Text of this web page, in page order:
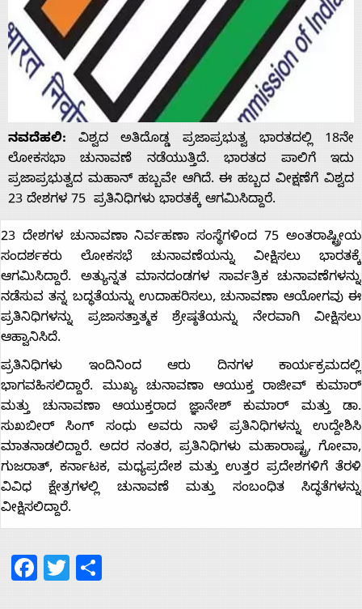
Home
About
Us
Advertise
With
ನವದೆಹಲಿ:ವಿಶ್ವದ ಅತಿದೊಡ್ಡ ಪ್ರಜಾಪ್ರಭುತ್ವ ಭಾರತದಲ್ಲಿ 18ನೇ
ಲೋಕಸಭಾ ಚುನಾವಣೆ ನಡೆಯುತ್ತಿದೆ. ಭಾರತದ ಪಾಲಿಗೆ ಇದು
ಪ್ರಜಾಪ್ರಭುತ್ವದ ಮಹಾನ್‌ ಹಬ್ಬವೇ ಆಗಿದೆ. ಈ ಹಬ್ಬದ ವೀಕ್ಷಣೆಗೆ ವಿಶ್ವದ
23 ದೇಶಗಳ 75 ಪ್ರತಿನಿಧಿಗಳು ಭಾರತಕ್ಕೆ ಆಗಮಿಸಿದ್ದಾರೆ.
23 ದೇಶಗಳ ಚುನಾವಣಾ ನಿರ್ವಹಣಾ ಸಂಸ್ಥೆಗಳಿಂದ 75 ಅಂತರಾಷ್ಟ್ರೀಯ
ಸಂದರ್ಶಕರು ಲೋಕಸಭೆ ಚುನಾವಣೆಯನ್ನು ವೀಕ್ಷಿಸಲು ಭಾರತಕ್ಕೆ
ಆಗಮಿಸಿದ್ದಾರೆ. ಅತ್ಯುನ್ನತ ಮಾನದಂಡಗಳ ಸಾರ್ವತ್ರಿಕ ಚುನಾವಣೆಗಳನ್ನು
ನಡೆಸುವ ತನ್ನ ಬದ್ಧತೆಯನ್ನು ಉದಾಹರಿಸಲು, ಚುನಾವಣಾ ಆಯೋಗವು ಈ
ಪ್ರತಿನಿಧಿಗಳನ್ನು ಪ್ರಜಾಸತ್ತಾತ್ಮಕ ಶ್ರೇಷ್ಠತೆಯನ್ನು ನೇರವಾಗಿ ವೀಕ್ಷಿಸಲು
ಆಹ್ವಾನಿಸಿದೆ.
ಪ್ರತಿನಿಧಿಗಳು ಇಂದಿನಿಂದ ಆರು ದಿನಗಳ ಕಾರ್ಯಕ್ರಮದಲ್ಲಿ
ಭಾಗವಹಿಸಲಿದ್ದಾರೆ. ಮುಖ್ಯ ಚುನಾವಣಾ ಆಯುಕ್ತ ರಾಜೀವ್ ಕುಮಾರ್
ಮತ್ತು ಚುನಾವಣಾ ಆಯುಕ್ತರಾದ ಜ್ಞಾನೇಶ್ ಕುಮಾರ್ ಮತ್ತು ಡಾ.
ಸುಖಬೀರ್ ಸಿಂಗ್ ಸಂಧು ಅವರು ನಾಳೆ ಪ್ರತಿನಿಧಿಗಳನ್ನು ಉದ್ದೇಶಿಸಿ
ಮಾತನಾಡಲಿದ್ದಾರೆ. ಅದರ ನಂತರ, ಪ್ರತಿನಿಧಿಗಳು ಮಹಾರಾಷ್ಟ್ರ, ಗೋವಾ,
ಗುಜರಾತ್, ಕರ್ನಾಟಕ, ಮಧ್ಯಪ್ರದೇಶ ಮತ್ತು ಉತ್ತರ ಪ್ರದೇಶಗಳಿಗೆ ತೆರಳಿ
ವಿವಿಧ ಕ್ಷೇತ್ರಗಳಲ್ಲಿ ಚುನಾವಣೆ ಮತ್ತು ಸಂಬಂಧಿತ ಸಿದ್ಧತೆಗಳನ್ನು
ವೀಕ್ಷಿಸಲಿದ್ದಾರೆ.
Facebook
Twitter